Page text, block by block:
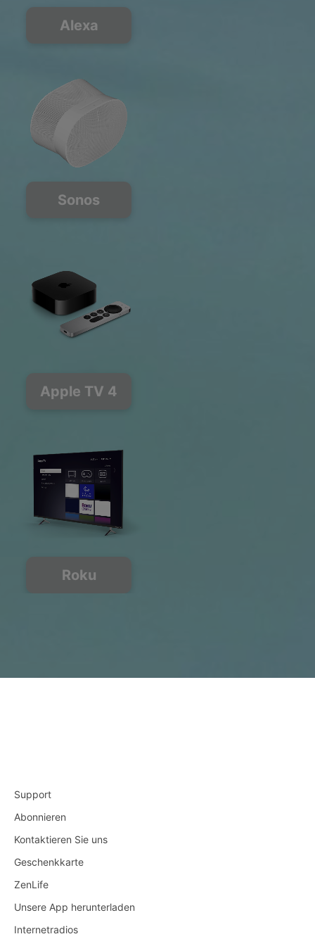
Alexa
Sonos
Apple TV 4
Roku
Support
Abonnieren
Kontaktieren Sie uns
Geschenkkarte
ZenLife
Unsere App herunterladen
Internetradios